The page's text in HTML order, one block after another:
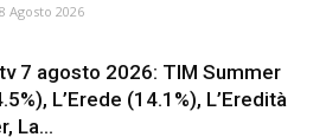
8 Agosto 2026
7 agosto 2026: TIM Summer
L’Erede (14.1%), L’Eredità
La...